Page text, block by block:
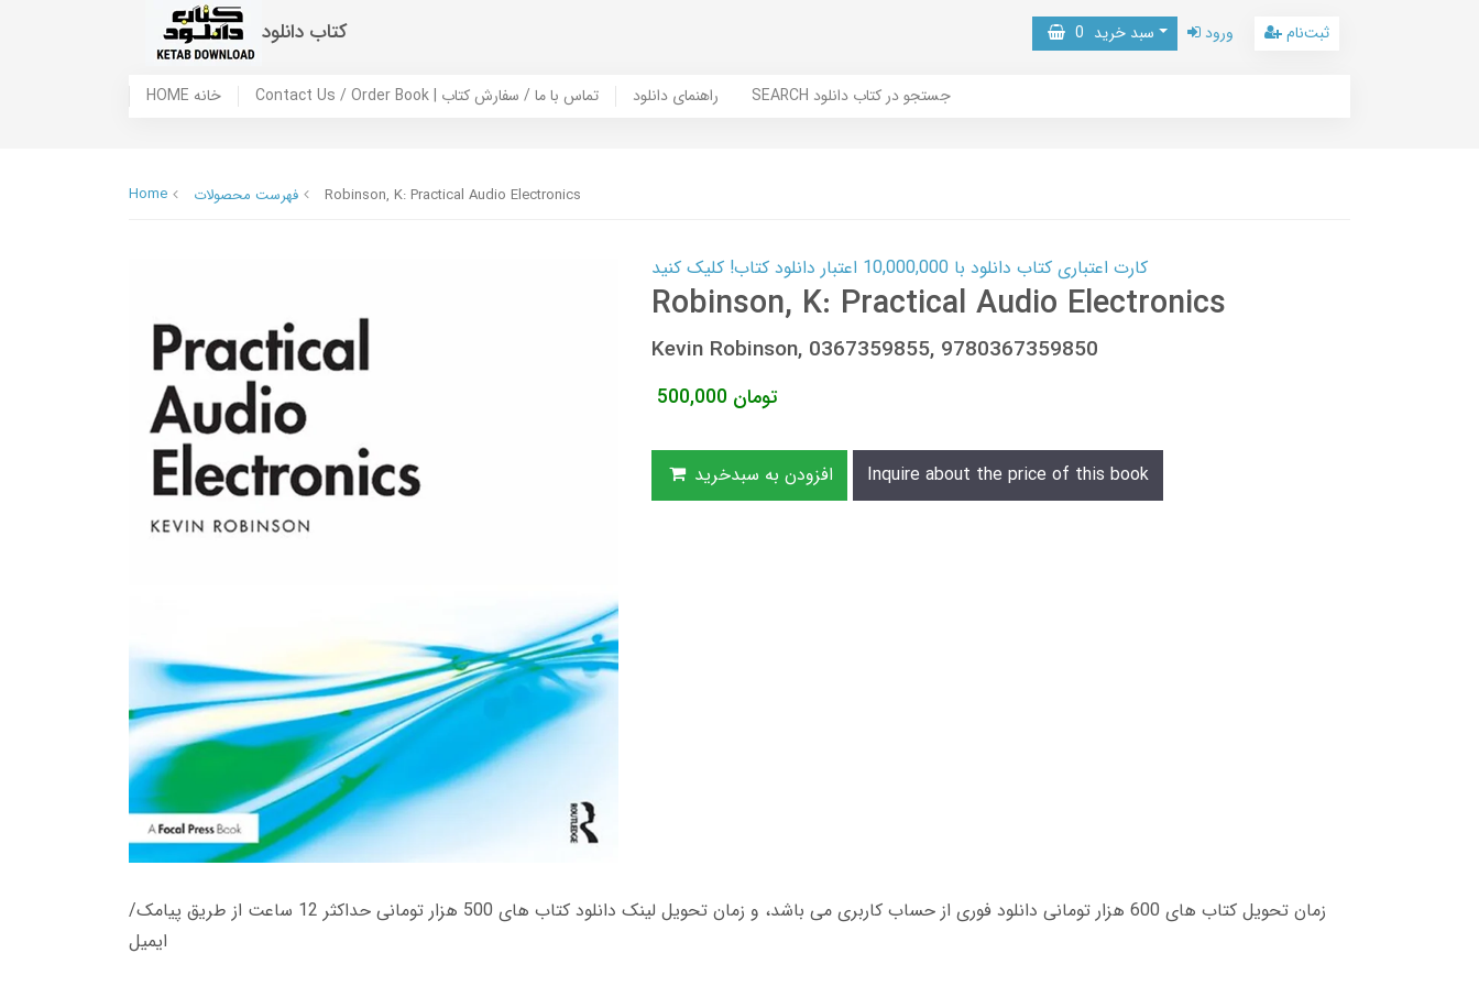
کتاب دانلود سبد خرید 0 ورود ثبت‌نام
HOME خانه Contact Us / Order Book | تماس با ما / سفارش کتاب راهنمای دانلود SEARCH جستجو در کتاب دانلود
Home فهرست محصولات Robinson, K: Practical Audio Electronics
کارت اعتباری کتاب دانلود با 10,000,000 اعتبار دانلود کتاب! کلیک کنید
Robinson, K: Practical Audio Electronics
Kevin Robinson, 0367359855, 9780367359850
500,000 تومان
افزودن به سبدخرید Inquire about the price of this book
زمان تحویل کتاب های 600 هزار تومانی دانلود فوری از حساب کاربری می باشد، و زمان تحویل لینک دانلود کتاب های 500 هزار تومانی حداکثر 12 ساعت از طریق پیامک/
ایمیل